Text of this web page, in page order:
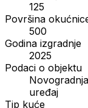
125
Površina
500
Godina izgradnje
2025
Podaci o objektu
uređaj
Tip kuće